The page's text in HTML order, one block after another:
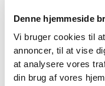
Denne hjemmeside
Vi bruger cookies til
annoncer, til at vise
at analysere vores
din brug af vores
SPECIFIKATIONER
Brand